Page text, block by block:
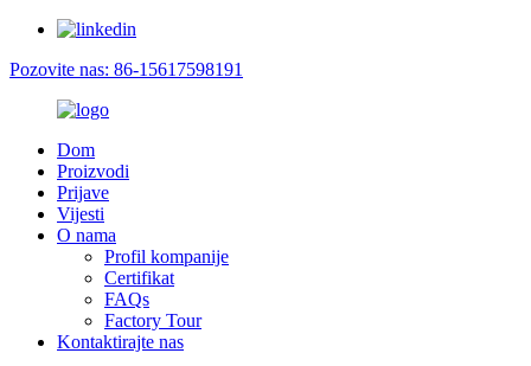
Pozovite nas: 86-15617598191
Dom
Proizvodi
Prijave
Vijesti
O nama
Profil kompanije
Certifikat
FAQs
Factory Tour
Kontaktirajte nas